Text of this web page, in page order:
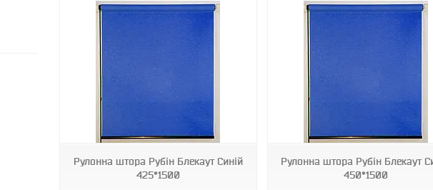
Рулонна штора Рубін Блекаут Синій
425*1500
Рулонна штора Рубін Блекаут
450*1500